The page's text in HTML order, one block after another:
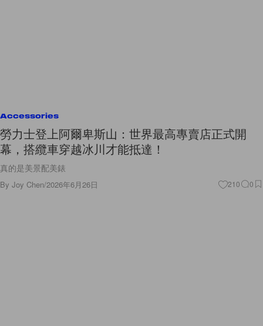
Accessories
勞力士登上阿爾卑斯山：世界最高專賣店正式開
幕，搭纜車穿越冰川才能抵達！
真的是美景配美錶
By Joy Chen/2026年6月26日 210 0